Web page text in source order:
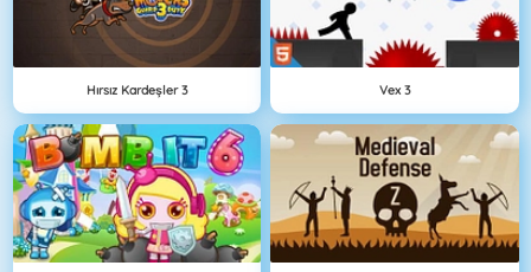
Hırsız Kardeşler 3 Vex 3